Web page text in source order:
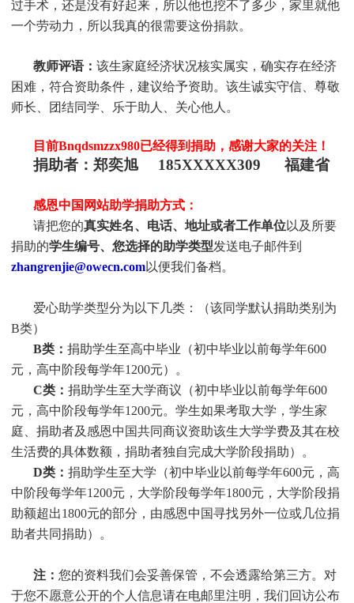
过手术，还是没有好起来，所以他也挖不了多少，家里就他
一个劳动力，所以我真的很需要这份捐款。
教师评语： 该生家庭经济状况核实属实，确实存在经济
困难，符合资助条件，建议给予资助。该生诚实守信、尊敬
师长、团结同学、乐于助人、关心他人。
目前Bnqdsmzzx980已经得到捐助，感谢大家的关注！
捐助者： 郑奕旭 185XXXXX309 福建省
感恩中国网站助学捐助方式：
请把您的真实姓名、电话、地址或者工作单位以及所要
捐助的学生编号、您选择的助学类型发送电子邮件到
zhangrenjie@owecn.com以便我们备档。
爱心助学类型分为以下几类：（该同学默认捐助类别为
B类）
B类： 捐助学生至高中毕业（初中毕业以前每学年600
元，高中阶段每学年1200元）。
C类： 捐助学生至大学商议（初中毕业以前每学年600
元，高中阶段每学年1200元。 学生如果考取大学， 学生家
庭、捐助者及感恩中国共同商议资助该生大学学费及其在校
生活费的具体数额，捐助者独自完成大学阶段捐助）。
D类： 捐助学生至大学（初中毕业以前每学年600元，高
中阶段每学年1200元，大学阶段每学年1800元，大学阶段捐
助额超出1800元的部分，由感恩中国寻找另外一位或几位捐
助者共同捐助）。
注： 您的资料我们会妥善保管，不会透露给第三方。对
于您不愿意公开的个人信息请在电邮里注明，我们回访公布